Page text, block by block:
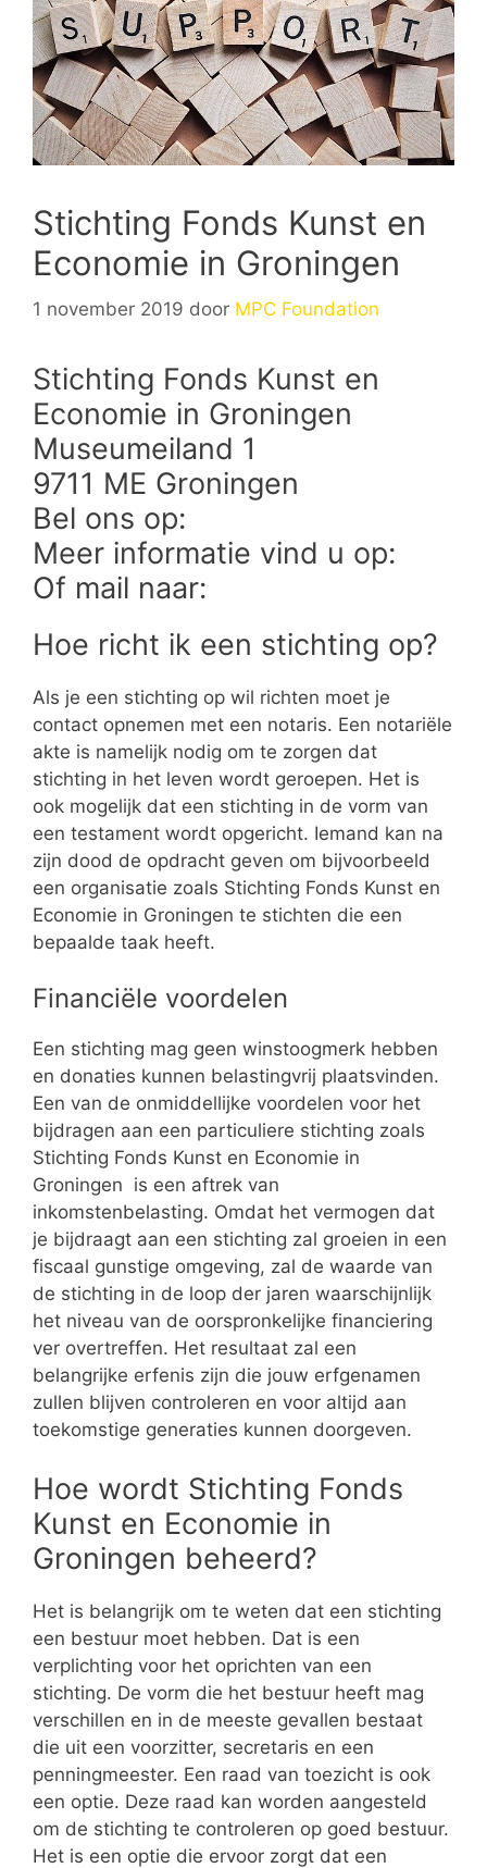
Stichting Fonds Kunst en
Economie in Groningen
1 november 2019 door MPC Foundation
Stichting Fonds Kunst en
Economie in Groningen
Museumeiland 1
9711 ME Groningen
Bel ons op:
Meer informatie vind u op:
Of mail naar:
Hoe richt ik een stichting op?
Als je een stichting op wil richten moet je
contact opnemen met een notaris. Een notariële
akte is namelijk nodig om te zorgen dat
stichting in het leven wordt geroepen. Het is
ook mogelijk dat een stichting in de vorm van
een testament wordt opgericht. Iemand kan na
zijn dood de opdracht geven om bijvoorbeeld
een organisatie zoals Stichting Fonds Kunst en
Economie in Groningen te stichten die een
bepaalde taak heeft.
Financiële voordelen
Een stichting mag geen winstoogmerk hebben
en donaties kunnen belastingvrij plaatsvinden.
Een van de onmiddellijke voordelen voor het
bijdragen aan een particuliere stichting zoals
Stichting Fonds Kunst en Economie in
Groningen is een aftrek van
inkomstenbelasting. Omdat het vermogen dat
je bijdraagt aan een stichting zal groeien in een
fiscaal gunstige omgeving, zal de waarde van
de stichting in de loop der jaren waarschijnlijk
het niveau van de oorspronkelijke financiering
ver overtreffen. Het resultaat zal een
belangrijke erfenis zijn die jouw erfgenamen
zullen blijven controleren en voor altijd aan
toekomstige generaties kunnen doorgeven.
Hoe wordt Stichting Fonds
Kunst en Economie in
Groningen beheerd?
Het is belangrijk om te weten dat een stichting
een bestuur moet hebben. Dat is een
verplichting voor het oprichten van een
stichting. De vorm die het bestuur heeft mag
verschillen en in de meeste gevallen bestaat
die uit een voorzitter, secretaris en een
penningmeester. Een raad van toezicht is ook
een optie. Deze raad kan worden aangesteld
om de stichting te controleren op goed bestuur.
Het is een optie die ervoor zorgt dat een